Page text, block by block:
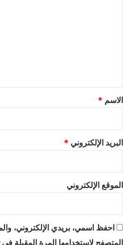
*
الاسم *
البريد الإلكتروني *
الموقع الإلكتروني
احفظ اسمي، بريدي الإلكتروني،
المتصفح لاستخدامها المرة المقبلة